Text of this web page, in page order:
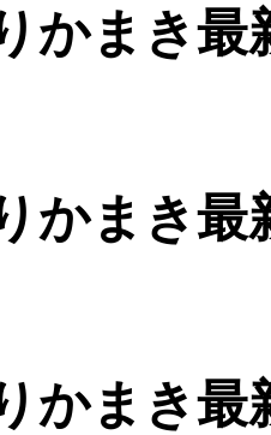
かまき最
かまき最
かまき最